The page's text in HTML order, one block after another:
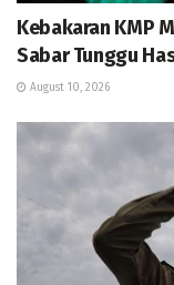
Kebakaran KMP
Sabar Tunggu
August 10, 2026